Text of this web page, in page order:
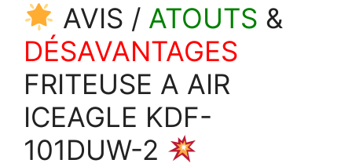
AVIS / ATOUTS &
DÉSAVANTAGES
FRITEUSE A AIR
ICEAGLE KDF-
101DUW-2